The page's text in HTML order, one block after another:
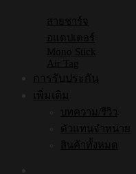
สายชาร์จ
อแดปเตอร์
Mono Stick
Air Tag
การรับประกัน
เพิ่มเติม
บทความ/รีวิว
ตัวแทนจำหน่าย
สินค้าทั้งหมด